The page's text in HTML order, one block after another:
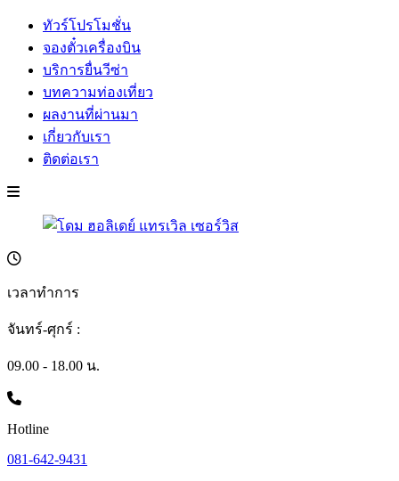
ทัวร์โปรโมชั่น
จองตั๋วเครื่องบิน
บริการยื่นวีซ่า
บทความท่องเที่ยว
ผลงานที่ผ่านมา
เกี่ยวกับเรา
ติดต่อเรา
เวลาทำการ
จันทร์-ศุกร์ :
09.00 - 18.00 น.
Hotline
081-642-9431